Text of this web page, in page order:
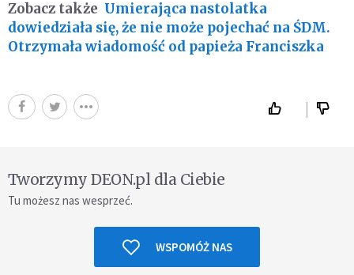
Zobacz także Umierająca nastolatka
dowiedziała się, że nie może pojechać na ŚDM.
Otrzymała wiadomość od papieża Franciszka
Tworzymy DEON.pl dla Ciebie
Tu możesz nas wesprzeć.
WSPOMÓŻ NAS